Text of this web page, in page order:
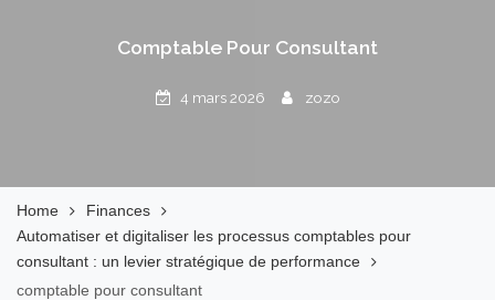
Comptable Pour Consultant
4 mars 2026 zozo
Home
Finances
Automatiser et digitaliser les processus comptables pour
consultant : un levier stratégique de performance
comptable pour consultant